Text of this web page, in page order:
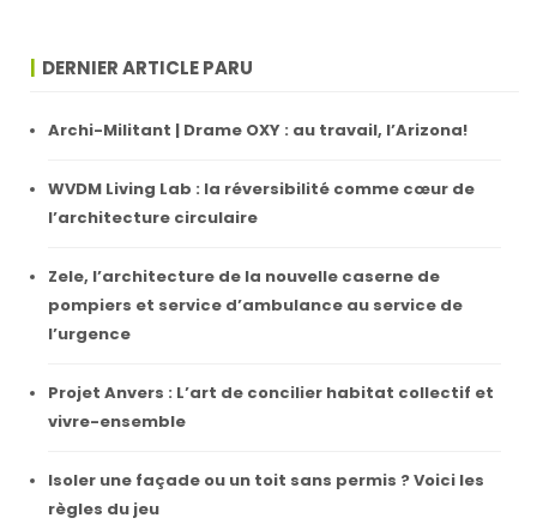
DERNIER ARTICLE PARU
Archi-Militant | Drame OXY : au travail, l’Arizona!
WVDM Living Lab : la réversibilité comme cœur de
l’architecture circulaire
Zele, l’architecture de la nouvelle caserne de
pompiers et service d’ambulance au service de
l’urgence
Projet Anvers : L’art de concilier habitat collectif et
vivre-ensemble
Isoler une façade ou un toit sans permis ? Voici les
règles du jeu